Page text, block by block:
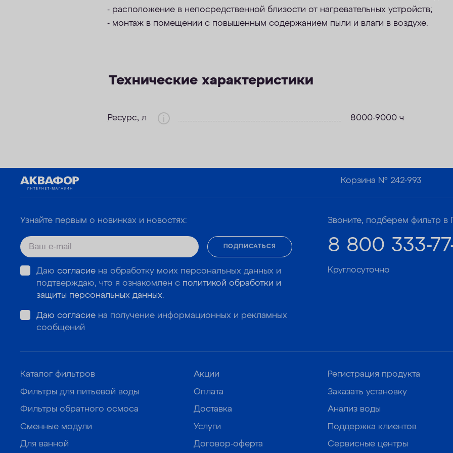
- расположение в непосредственной близости от нагревательных устройств;
- монтаж в помещении с повышенным содержанием пыли и влаги в воздухе.
Технические характеристики
Ресурс, л 8000-9000 ч
Корзина № 242-993
Узнайте первым о новинках и новостях:
ПОДПИСАТЬСЯ
Даю согласиена обработку моих персональных данных и
подтверждаю, что я ознакомлен с политикой обработки и
защиты персональных данных.
Даю согласиена получение информационных и рекламных
сообщений
Звоните, подберем фильтр в
8 800 333-
Круглосуточно
Каталог фильтров
Фильтры для питьевой воды
Фильтры обратного осмоса
Сменные модули
Для ванной
Акции
Оплата
Доставка
Услуги
Договор-оферта
Регистрация продукта
Заказать установку
Анализ воды
Поддержка клиентов
Сервисные центры